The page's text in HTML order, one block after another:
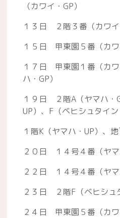
（カワイ・GP）
１３日 ２階３番（カワイ
１５日 甲東園５番（カワ
１７日 甲東園１番（カ
ハ・GP）
１９日 ２階A（ヤマハ・
UP）、F（ベヒシュタイン
１階K（ヤマハ・UP）、
２０日 １４号４番（ヤマ
２２日 １４号４番（ヤマ
２３日 ２階F（ベヒシュ
２４日 甲東園５番（カ